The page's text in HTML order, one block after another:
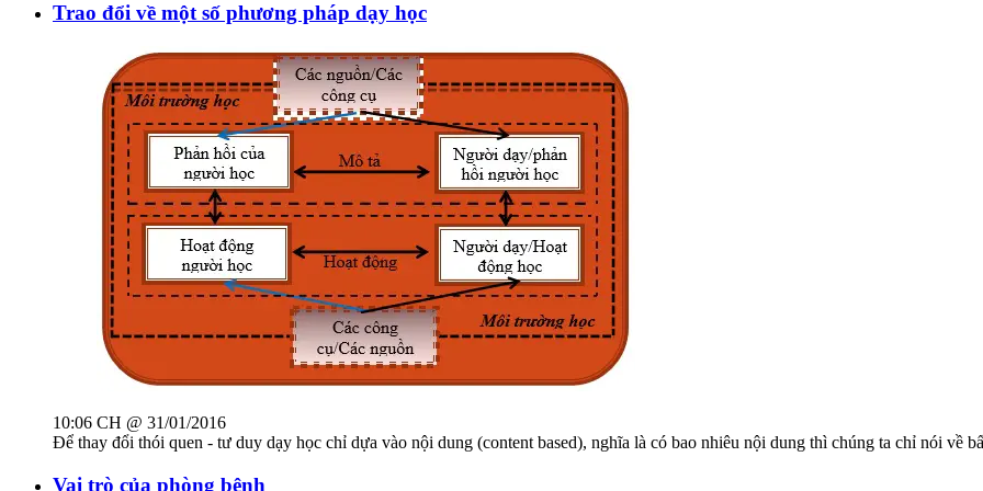
Trao đổi về một số phương pháp dạy học
10:06 CH @ 31/01/2016
Để thay đổi thói quen - tư duy dạy học chỉ dựa vào nội dung (content based), nghĩa là có bao nhiêu nội dung thì chúng ta chỉ nói về
Vai trò của phòng bệnh